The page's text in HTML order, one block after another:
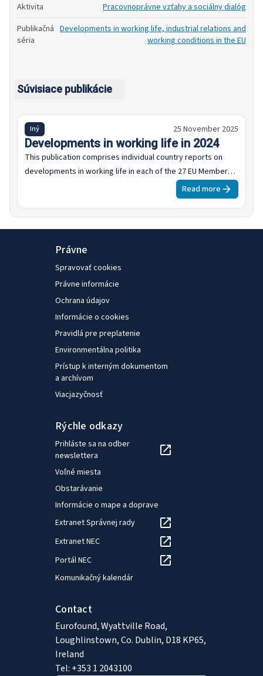
Aktivita
Pracovnoprávne vzťahy a sociálny dialóg
Publikačná
séria
Developments in working life, industrial relations and
working conditions in the EU
Súvisiace publikácie
Iný 25 November 2025
Developments in working life in 2024
This publication comprises individual country reports on
developments in working life in each of the 27 EU Member
States and Norway in 2024, based on national research and
survey results. The topics covered include the political
dialogue institutions; developments in collective bargaining;
developments in working time.
Read more
Právne
Spravovať cookies
Právne informácie
Ochrana údajov
Informácie o cookies
Pravidlá pre preplatenie
Environmentálna politika
Prístup k interným dokumentom
a archívom
Viacjazyčnosť
Rýchle odkazy
Prihláste sa na odber
newslettera
Voľné miesta
Obstarávanie
Informácie o mape a doprave
Extranet Správnej rady
Extranet NEC
Portál NEC
Komunikačný kalendár
Contact
Eurofound, Wyattville Road,
Loughlinstown, Co. Dublin, D18 KP65,
Ireland
Tel: +353 1 2043100